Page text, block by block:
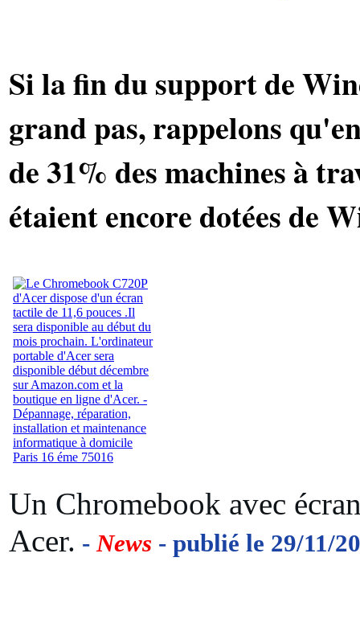
Si la fin du support de
grand pas, rappelons
de 31% des machines à
étaient encore dotées de
Un Chromebook avec
Acer. - News - publié le 29/11/